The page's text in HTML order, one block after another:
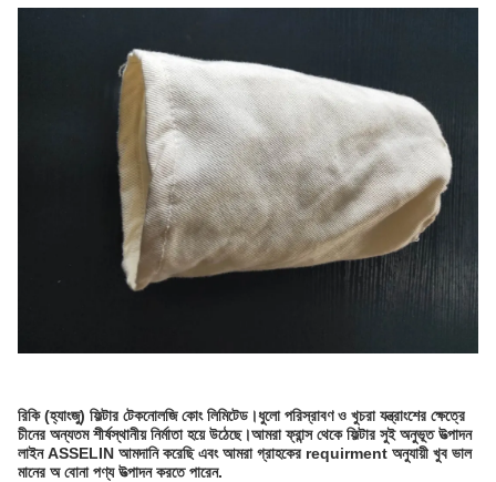
রিকি (হ্যাংজু) ফিল্টার টেকনোলজি কোং লিমিটেড।ধুলো পরিস্রাবণ ও খুচরা যন্ত্রাংশের ক্ষেত্রে
চীনের অন্যতম শীর্ষস্থানীয় নির্মাতা হয়ে উঠেছে।আমরা ফ্রান্স থেকে ফিল্টার সুই অনুভূত উত্পাদন
লাইন ASSELIN আমদানি করেছি এবং আমরা গ্রাহকের requirment অনুযায়ী খুব ভাল
মানের অ বোনা পণ্য উত্পাদন করতে পারেন.